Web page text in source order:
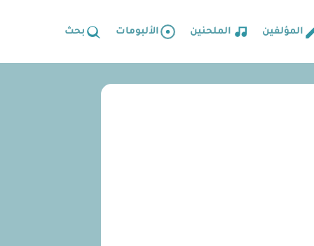
المؤلفين الملحنين الألبومات بحث